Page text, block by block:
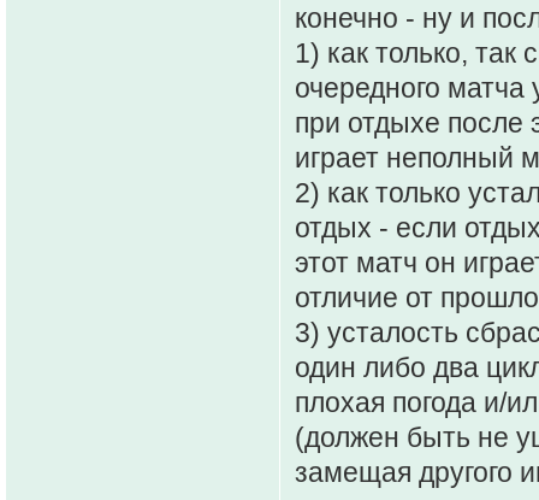
конечно - ну и
1) как только, так
очередного
при отдыхе после
играет неполный
2) как только
отдых - если
этот матч он
отличие от
3) усталость
один либо два
плохая погода и/
(должен быть не
замещая другого